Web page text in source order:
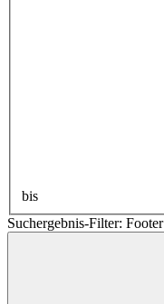
bis
Suchergebnis-Filter: Footer